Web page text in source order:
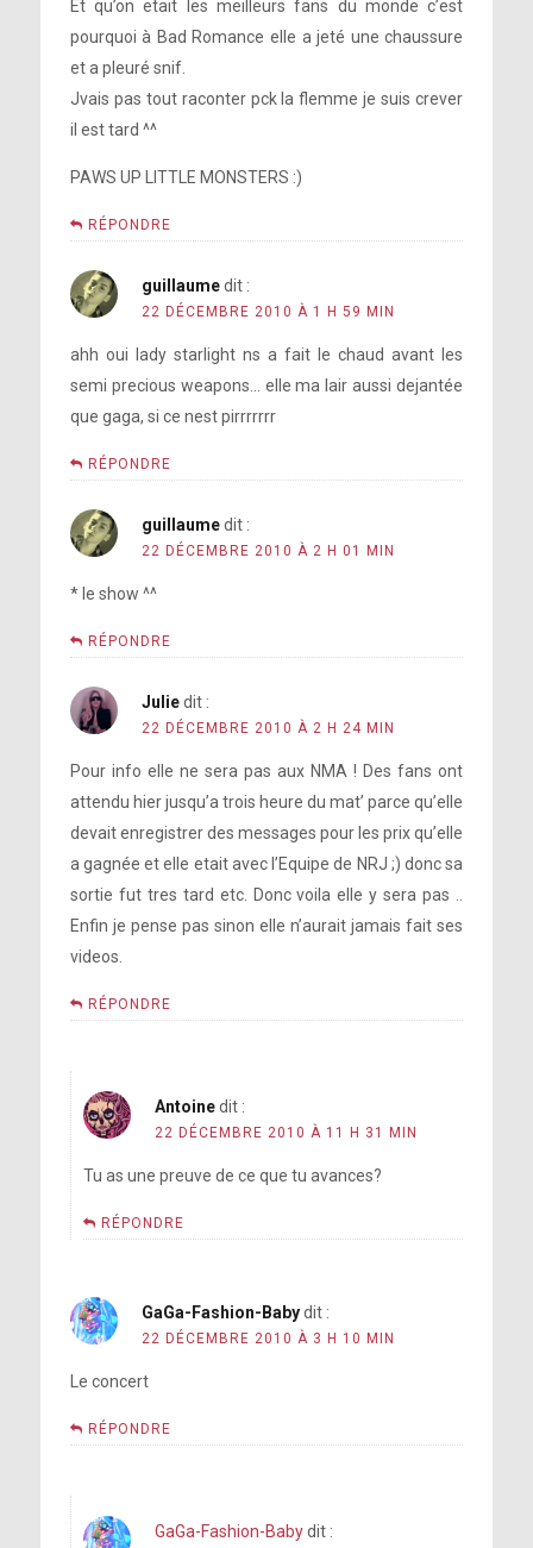
Et qu’on etait les meilleurs fans du monde c’est
pourquoi à Bad Romance elle a jeté une chaussure
et a pleuré snif.
Jvais pas tout raconter pck la flemme je suis crever
il est tard ^^
PAWS UP LITTLE MONSTERS :)
RÉPONDRE
guillaume dit :
22 DÉCEMBRE 2010 À 1 H 59 MIN
ahh oui lady starlight ns a fait le chaud avant les
semi precious weapons… elle ma lair aussi dejantée
que gaga, si ce nest pirrrrrrr
RÉPONDRE
guillaume dit :
22 DÉCEMBRE 2010 À 2 H 01 MIN
* le show ^^
RÉPONDRE
Julie dit :
22 DÉCEMBRE 2010 À 2 H 24 MIN
Pour info elle ne sera pas aux NMA ! Des fans ont
attendu hier jusqu’a trois heure du mat’ parce qu’elle
devait enregistrer des messages pour les prix qu’elle
a gagnée et elle etait avec l’Equipe de NRJ ;) donc sa
sortie fut tres tard etc. Donc voila elle y sera pas ..
Enfin je pense pas sinon elle n’aurait jamais fait ses
videos.
RÉPONDRE
Antoine dit :
22 DÉCEMBRE 2010 À 11 H 31 MIN
Tu as une preuve de ce que tu avances?
RÉPONDRE
GaGa-Fashion-Baby dit :
22 DÉCEMBRE 2010 À 3 H 10 MIN
Le concert
RÉPONDRE
GaGa-Fashion-Baby dit :